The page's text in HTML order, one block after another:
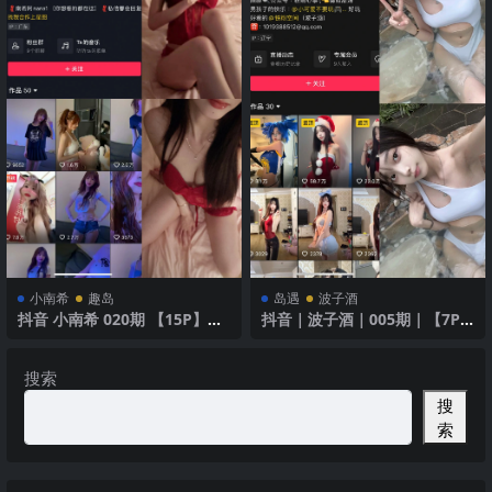
小南希 趣岛
抖音 小南希 020期 【15P】最
岛遇 波子酒
抖音｜波子酒｜005期｜【7P6
搜索
搜
索